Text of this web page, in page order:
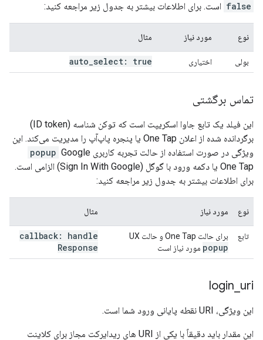
false است. برای اطلاعات بیشتر به جدول زیر مراجعه کنید:
نوع مورد نیاز مثال
بولی اختیاری auto select: true
تماس برگشتی
این فیلد یک تابع جاوا اسکریپت است که توکن شناسه (ID token)
برگردانده شده از اعلان One Tap یا پنجره پاپ‌آپ را مدیریت می‌کند. این
ویژگی در صورت استفاده از حالت تجربه کاربری
popup Google
One Tap یا دکمه ورود با گوگل (Sign In With Google) الزامی است.
برای اطلاعات بیشتر به جدول زیر مراجعه کنید:
نوع مورد نیاز مثال
تابع برای حالت One Tap و حالت UX
popup مورد نیاز است
callback: handle
Response
login uri
این ویژگی، URI نقطه پایانی ورود شما است.
این مقدار باید دقیقاً با یکی از URI های ریدایرکت مجاز برای کلاینت